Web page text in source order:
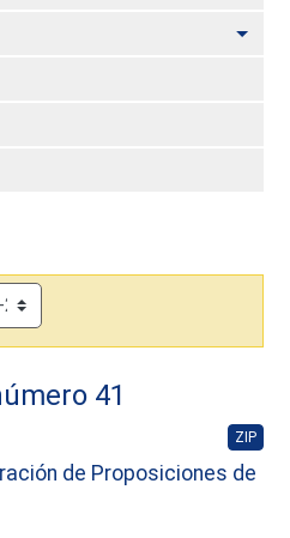
41
ZIP
de Proposiciones de